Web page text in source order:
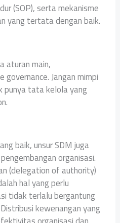
(SOP), serta mekanisme
yang tertata dengan baik.
aturan main,
Jangan mimpi
punya tata kelola yang
baik, unsur SDM juga
organisasi.
(delegation of authority)
hal yang perlu
tidak terlalu bergantung
kewenangan yang